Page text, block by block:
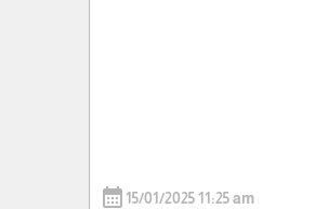
calendar_month 15/01/2025 11:25 am